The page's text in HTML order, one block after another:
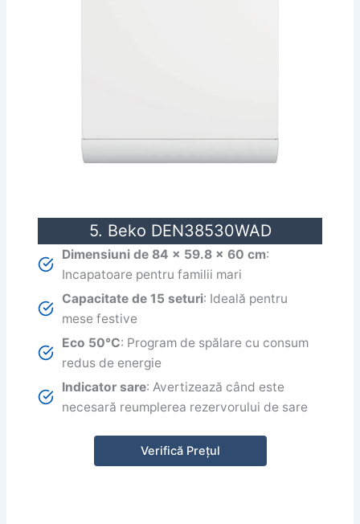
5. Beko DEN38530WAD
Dimensiuni de 84 x 59.8 x 60 cm:
Incapatoare pentru familii mari
Capacitate de 15 seturi: Ideală pentru
mese festive
Eco 50°C: Program de spălare cu consum
redus de energie
Indicator sare: Avertizează când este
necesară reumplerea rezervorului de sare
Verifică Prețul